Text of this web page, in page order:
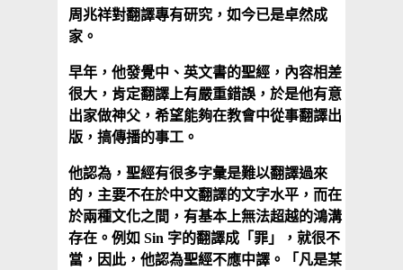
周兆祥對翻譯專有研究，如今已是卓然成
家。
早年，他發覺中、英文書的聖經，內容相差
很大，肯定翻譯上有嚴重錯誤，於是他有意
出家做神父，希望能夠在教會中從事翻譯出
版，搞傳播的事工。
他認為，聖經有很多字彙是難以翻譯過來
的，主要不在於中文翻譯的文字水平，而在
於兩種文化之間，有基本上無法超越的鴻溝
存在。例如 Sin 字的翻譯成「罪」，就很不
當，因此，他認為聖經不應中譯。「凡是某